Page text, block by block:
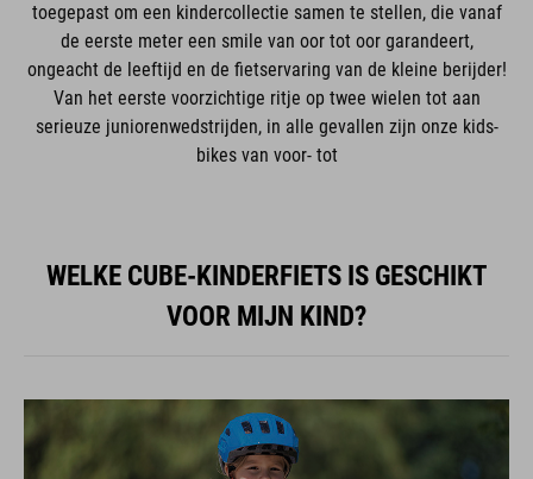
toegepast om een kindercollectie samen te stellen, die vanaf
de eerste meter een smile van oor tot oor garandeert,
ongeacht de leeftijd en de fietservaring van de kleine berijder!
Van het eerste voorzichtige ritje op twee wielen tot aan
serieuze juniorenwedstrijden, in alle gevallen zijn onze kids-
bikes van voor- tot
WELKE CUBE-KINDERFIETS IS GESCHIKT
VOOR MIJN KIND?